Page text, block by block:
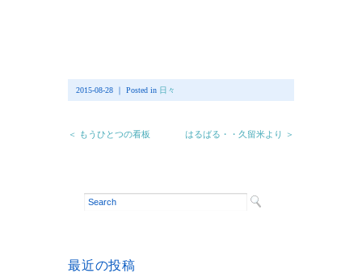
2015-08-28 ｜ Posted in 日々
＜ もうひとつの看板 はるばる・・久留米より ＞
最近の投稿